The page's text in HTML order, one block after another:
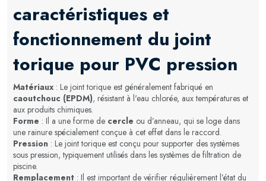
caractéristiques et
fonctionnement du joint
torique pour PVC pression
Matériaux : Le joint torique est généralement fabriqué en
caoutchouc (EPDM), résistant à l'eau chlorée, aux températures et
aux produits chimiques.
Forme : Il a une forme de cercle ou d’anneau, qui se loge dans
une rainure spécialement conçue à cet effet dans le raccord.
Pression : Le joint torique est conçu pour supporter des systèmes
sous pression, typiquement utilisés dans les systèmes de filtration de
piscine.
Remplacement : Il est important de vérifier régulièrement l’état du